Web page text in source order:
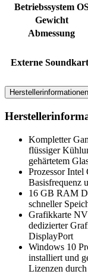
Betriebssystem
Gewicht
Abmessung
Externe
Herstellerinformationen
Kompletter
flüssiger
gehärtetem
Prozessor
Basisfrequenz
16 GB RAM
schneller
Grafikkarte
dedizierter
DisplayPort
Windows 10
installiert und
Lizenzen